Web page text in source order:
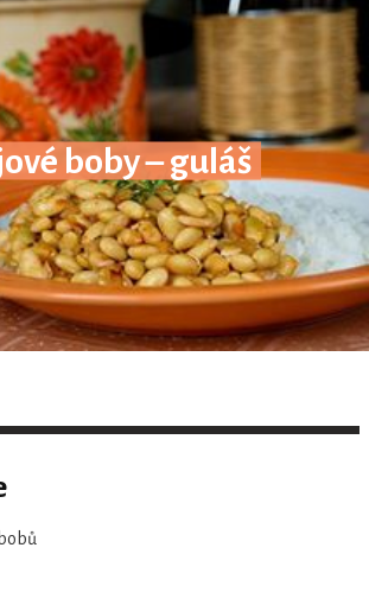
boby – guláš